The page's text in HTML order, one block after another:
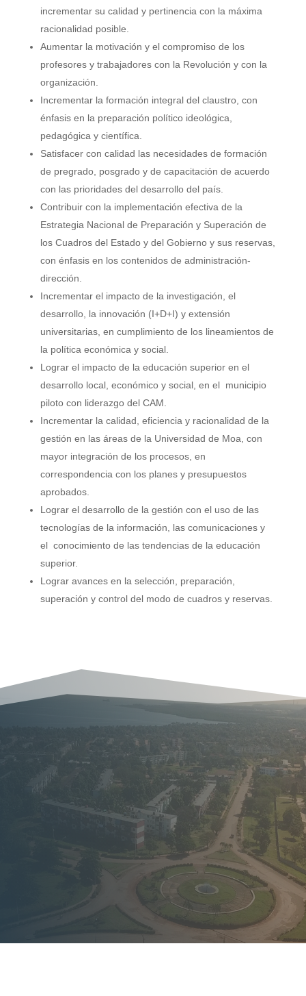
incrementar su calidad y pertinencia con la máxima
racionalidad posible.
Aumentar la motivación y el compromiso de los
profesores y trabajadores con la Revolución y con la
organización.
Incrementar la formación integral del claustro, con
énfasis en la preparación político ideológica,
pedagógica y científica.
Satisfacer con calidad las necesidades de formación
de pregrado, posgrado y de capacitación de acuerdo
con las prioridades del desarrollo del país.
Contribuir con la implementación efectiva de la
Estrategia Nacional de Preparación y Superación de
los Cuadros del Estado y del Gobierno y sus reservas,
con énfasis en los contenidos de administración-
dirección.
Incrementar el impacto de la investigación, el
desarrollo, la innovación (I+D+I) y extensión
universitarias, en cumplimiento de los lineamientos de
la política económica y social.
Lograr el impacto de la educación superior en el
desarrollo local, económico y social, en el municipio
piloto con liderazgo del CAM.
Incrementar la calidad, eficiencia y racionalidad de la
gestión en las áreas de la Universidad de Moa, con
mayor integración de los procesos, en
correspondencia con los planes y presupuestos
aprobados.
Lograr el desarrollo de la gestión con el uso de las
tecnologías de la información, las comunicaciones y
el conocimiento de las tendencias de la educación
superior.
Lograr avances en la selección, preparación,
superación y control del modo de cuadros y reservas.